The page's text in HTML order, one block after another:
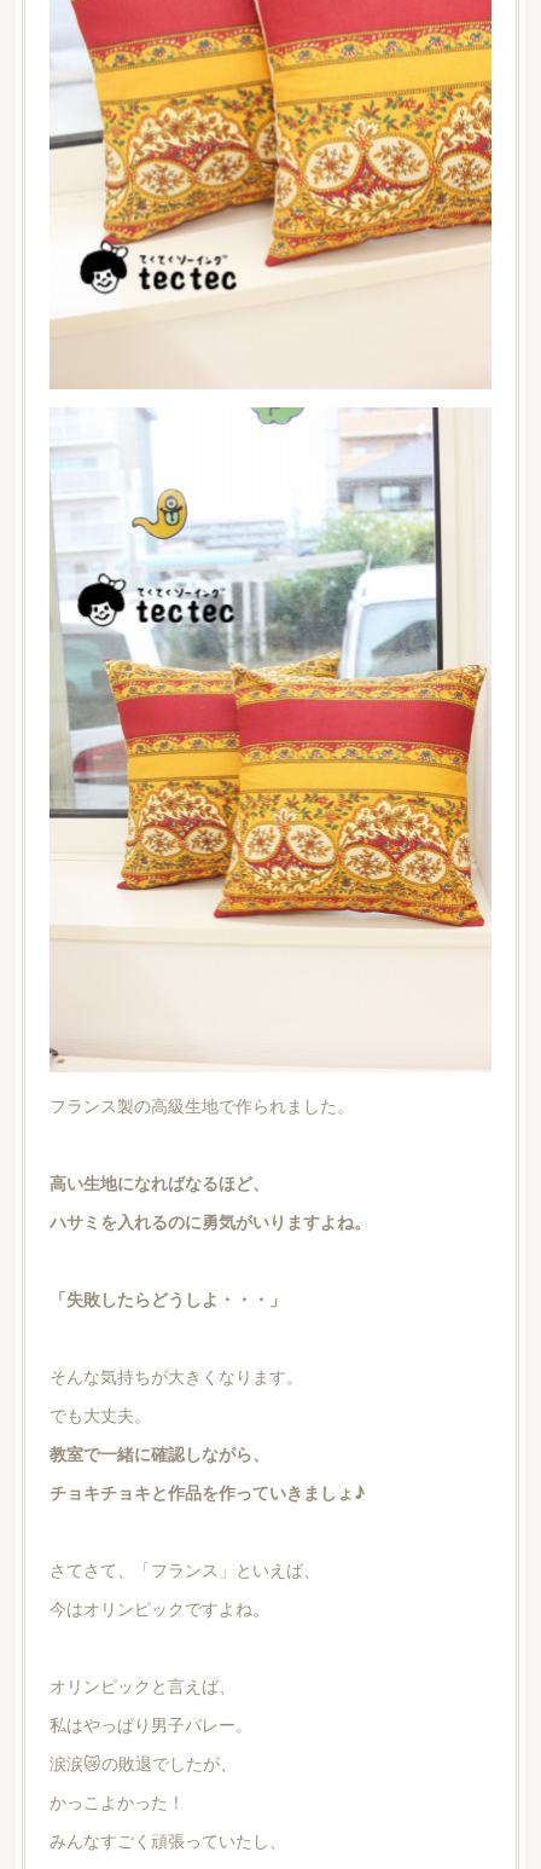
フランス製の高級生地で作られました。
高い生地になればなるほど、
ハサミを入れるのに勇気がいりますよね。
「失敗したらどうしよ・・・」
そんな気持ちが大きくなります。
でも大丈夫。
教室で一緒に確認しながら、
チョキチョキと作品を作っていきましょ♪
さてさて、「フランス」といえば、
今はオリンピックですよね。
オリンピックと言えば、
私はやっぱり男子バレー。
涙涙😿の敗退でしたが、
かっこよかった！
みんなすごく頑張っていたし、